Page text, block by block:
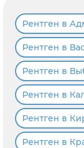
Рентген в
Рентген в
Рентген в
Рентген в
Рентген в
Рентген в